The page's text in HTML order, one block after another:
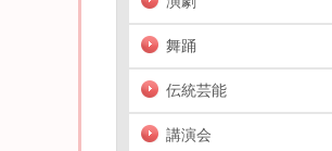
舞踊
伝統芸能
講演会